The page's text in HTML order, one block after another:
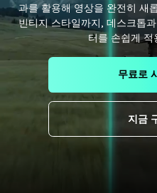
고객 지원
핫한 콘텐츠
더 알아보기
검색
과를 활용해 영상을 완전히 새
빈티지 스타일까지, 데스크톱
터를 손쉽게 적
무료로
지금